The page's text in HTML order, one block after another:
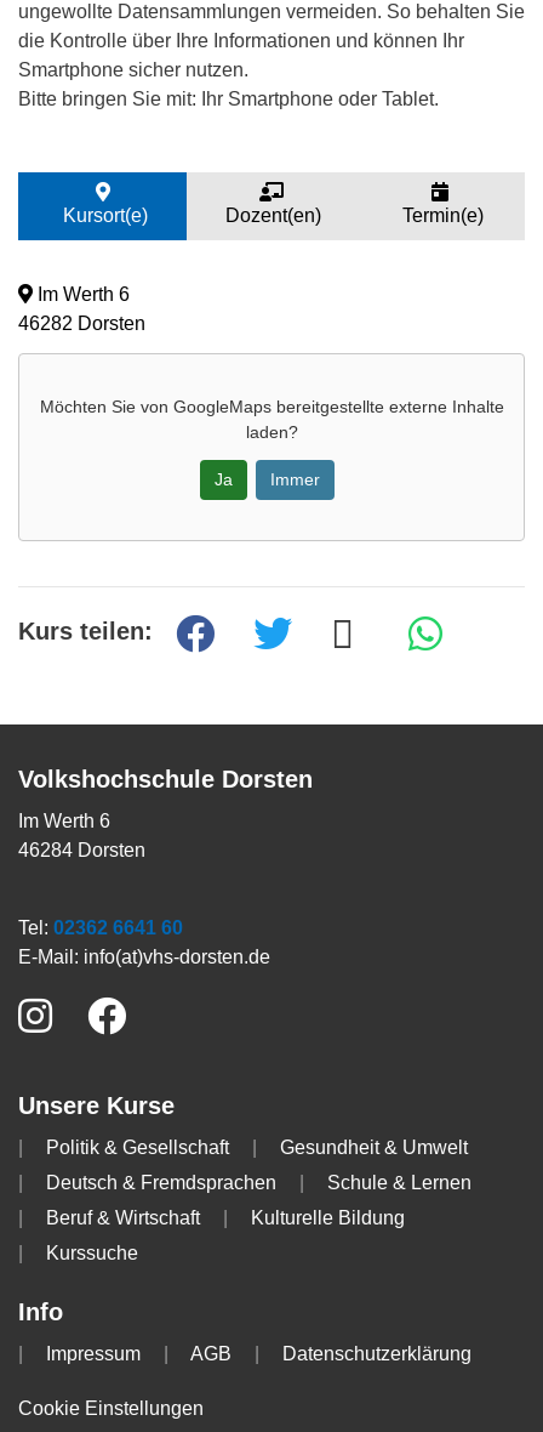
ungewollte Datensammlungen vermeiden. So behalten Sie
die Kontrolle über Ihre Informationen und können Ihr
Smartphone sicher nutzen.
Bitte bringen Sie mit: Ihr Smartphone oder Tablet.
Kursort(e) Dozent(en) Termin(e)
Im Werth 6
46282 Dorsten
Möchten Sie von GoogleMapsbereitgestellte externe Inhalte
laden?
Ja Immer
Kurs teilen:
Volkshochschule Dorsten
Im Werth 6
46284 Dorsten
Tel: 02362 6641 60
E-Mail: info(at)vhs-dorsten.de
Unsere Kurse
Politik & Gesellschaft
Gesundheit & Umwelt
Deutsch & Fremdsprachen
Schule & Lernen
Beruf & Wirtschaft
Kulturelle Bildung
Kurssuche
Info
Impressum AGB Datenschutzerklärung
Cookie Einstellungen